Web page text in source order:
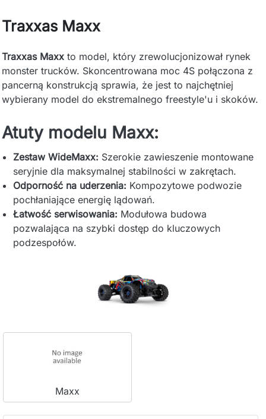
Traxxas Maxx
Traxxas Maxxto model, który zrewolucjonizował rynek
monster trucków. Skoncentrowana moc 4S połączona z
pancerną konstrukcją sprawia, że jest to najchętniej
wybierany model do ekstremalnego freestyle'u i skoków.
Atuty modelu Maxx:
Zestaw WideMaxx: Szerokie zawieszenie montowane
seryjnie dla maksymalnej stabilności w zakrętach.
Odporność na uderzenia: Kompozytowe podwozie
pochłaniające energię lądowań.
Łatwość serwisowania: Modułowa budowa
pozwalająca na szybki dostęp do kluczowych
podzespołów.
Maxx